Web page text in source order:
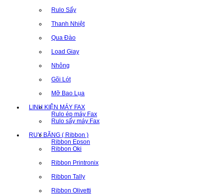
Rulo Sấy
Thanh Nhiệt
Qua Đào
Load Giay
Nhông
Gõi Lót
Mỡ Bao Lụa
LINH KIỆN MÁY FAX
Rulo ép máy Fax
Rulo sấy máy Fax
RUY BĂNG ( Ribbon )
Ribbon Epson
Ribbon Oki
Ribbon Printronix
Ribbon Tally
Ribbon Olivetti